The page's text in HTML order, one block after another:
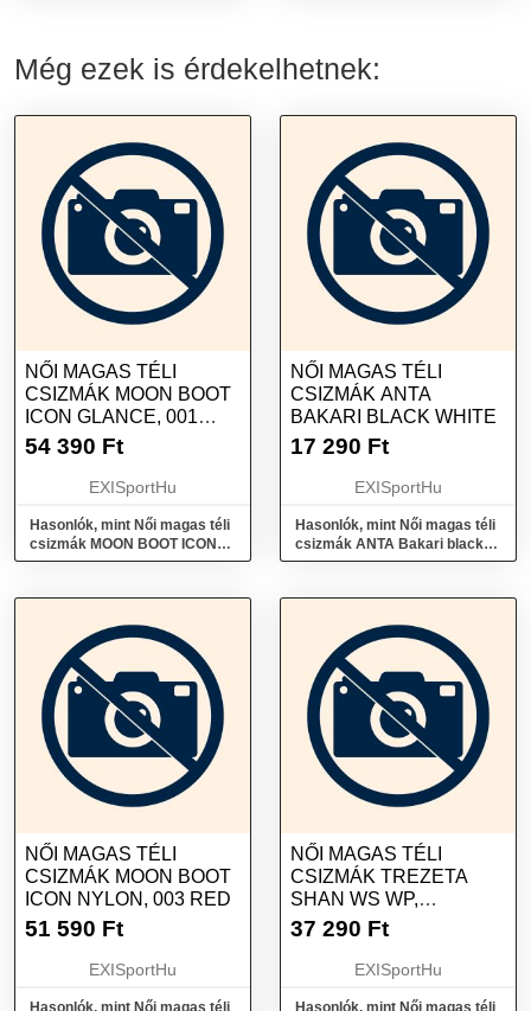
Még ezek is érdekelhetnek:
NŐI MAGAS TÉLI
CSIZMÁK MOON BOOT
ICON GLANCE, 001
PLATINUM
54 390 Ft
EXISportHu
Hasonlók, mint Női magas téli
csizmák MOON BOOT ICON
GLANCE, 001 platinum
NŐI MAGAS TÉLI
CSIZMÁK ANTA
BAKARI BLACK WHITE
17 290 Ft
EXISportHu
Hasonlók, mint Női magas téli
csizmák ANTA Bakari black
white
NŐI MAGAS TÉLI
CSIZMÁK MOON BOOT
ICON NYLON, 003 RED
51 590 Ft
EXISportHu
Hasonlók, mint Női magas téli
NŐI MAGAS TÉLI
CSIZMÁK TREZETA
SHAN WS WP,
BORDEAUX
37 290 Ft
EXISportHu
Hasonlók, mint Női magas téli